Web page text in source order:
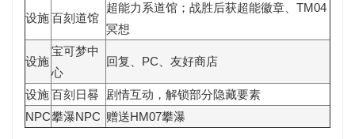
设施百刻道馆
超能力系道馆；战胜后获超能徽章 、TM04
冥想
设施
宝可梦中
心
回复、PC、友好商店
设施百刻日晷
剧情互动，解锁部分隐藏要素
NPC攀瀑NPC 赠送HM07攀瀑